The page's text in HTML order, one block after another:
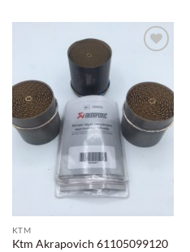
dei
desideri
KTM
Ktm Akrapovich 61105099120